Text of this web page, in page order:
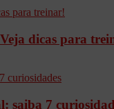
dicas para
saiba 7